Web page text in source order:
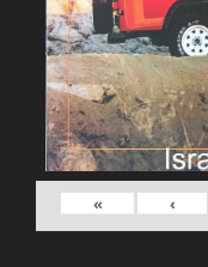
›
»